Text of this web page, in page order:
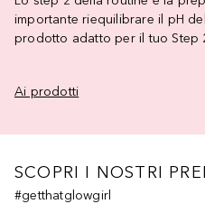
importante riequilibrare il pH
prodotto adatto per il tuo Step
Ai prodotti
SCOPRI I NOSTRI
#getthatglowgirl